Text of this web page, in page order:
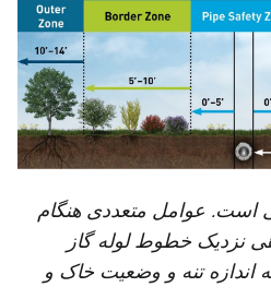
است. عوامل متعددی هنگام
خطوط لوله گاز
تنه و وضعیت خاک و